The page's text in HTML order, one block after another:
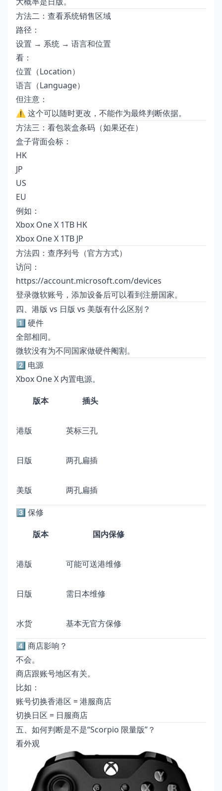
方法二：查看系统销售区域
路径：
设置 → 系统 → 语言和位置
看：
位置（Location）
语言（Language）
但注意：
⚠ 这个可以随时更改，不能作为最终判断依据。
方法三：看包装盒条码（如果还在）
盒子背面会标：
HK
JP
US
EU
例如：
Xbox One X 1TB HK
Xbox One X 1TB JP
方法四：查序列号（官方方式）
访问：
https://account.microsoft.com/devices
登录微软账号，添加设备后可以看到注册国家。
四、港版 vs 日版 vs 美版有什么区别？
1️⃣ 硬件
全部相同。
微软没有为不同国家做硬件阉割。
2️⃣ 电源
Xbox One X 内置电源。
版本
插头
港版 英标三孔
日版 两孔扁插
美版 两孔扁插
3️⃣ 保修
版本
国内保修
港版 可能可送港维修
日版 需日本维修
水货 基本无官方保修
4️⃣ 商店影响？
不会。
商店跟账号地区有关。
比如：
账号切换香港区 = 港服商店
切换日区 = 日服商店
五、如何判断是不是“Scorpio 限量版”？
看外观